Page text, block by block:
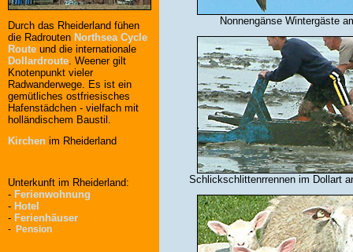
Durch das Rheiderland fühen
die Radrouten Northsea Cycle
Route und die internationale
Dollardroute. Weener gilt
Knotenpunkt vieler
Radwanderwege. Es ist ein
gemütliches ostfriesisches
Hafenstädchen - vielfach mit
holländischem Baustil.
Kirchen im Rheiderland
Unterkunft im Rheiderland:
- Ferienwohnung
- Hotel
- Ferienhäuser
- Pension
Nonnengänse Wintergäste
Schlickschlittenrrennen im Dollart